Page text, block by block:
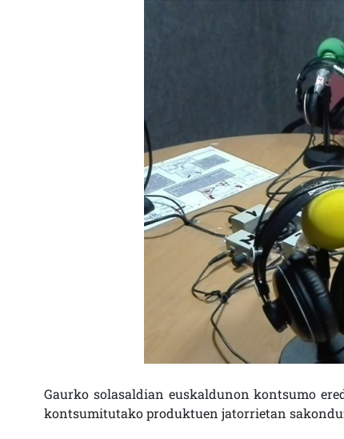
Gaurko solasaldian euskaldunon kontsumo
kontsumitutako produktuen jatorrietan